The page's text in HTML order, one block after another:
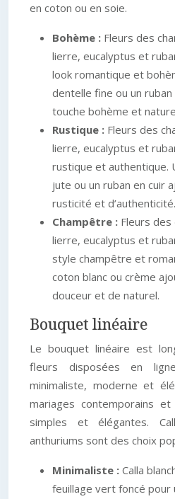
en coton ou en soie.
Bohème : Fleurs des
lierre, eucalyptus et
look romantique et
dentelle fine ou un
touche bohème et
Rustique : Fleurs des
lierre, eucalyptus et
rustique et authentique.
jute ou un ruban en cuir
rusticité et d’authenticité.
Champêtre : Fleurs des
lierre, eucalyptus et
style champêtre et
coton blanc ou crème
douceur et de naturel.
Bouquet linéaire
Le bouquet linéaire est
fleurs disposées en
minimaliste, moderne et
mariages contemporains
simples et élégantes.
anthuriums sont des choix
Minimaliste : Calla
feuillage vert foncé